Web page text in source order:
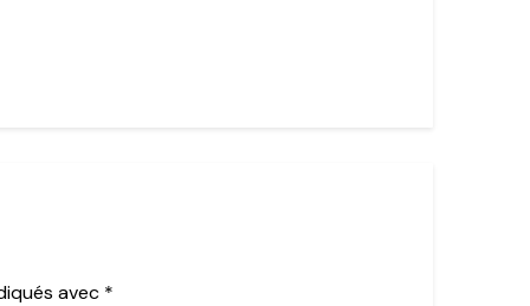
avec *